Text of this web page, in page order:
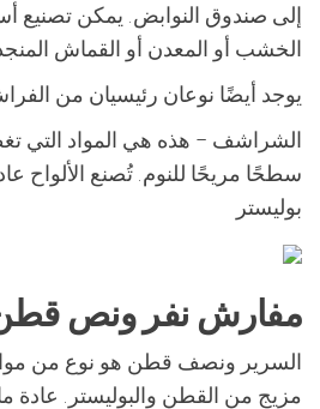
إلى صندوق النوابض. يمكن تصنيع
الخشب أو المعدن أو القماش
يوجد أيضًا نوعان رئيسيان من
الشراشف – هذه هي المواد التي
سطحًا مريحًا للنوم. تُصنع الألواح
بوليستر
مفارش نفر ونص
السرير ونصف قطن هو نوع من
مزيج من القطن والبوليستر. عادة